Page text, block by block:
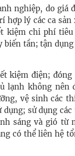
nghiệp, do giá
lý các ca sản
kiệm chi phí
biến tần; tận
kiệm điện;
lạnh không nên
vệ sinh các
sử dụng
sáng và gió từ
có thể liên hệ